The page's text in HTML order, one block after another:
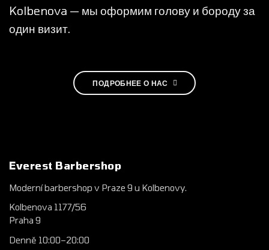
Kolbenova — мы оформим голову и бороду за
один визит.
ПОДРОБНЕЕ О НАС
Everest Barbershop
Moderní barbershop v Praze 9 u Kolbenovy.
Kolbenova 1177/56
Praha 9
Denně 10:00–20:00